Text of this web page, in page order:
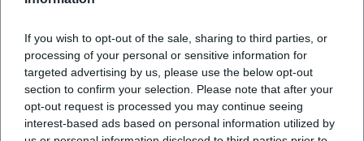
If you wish to opt-out of the sale, sharing to third parties, or
processing of your personal or sensitive information for
targeted advertising by us, please use the below opt-out
section to confirm your selection. Please note that after your
opt-out request is processed you may continue seeing
interest-based ads based on personal information utilized by
Luis Weiland – Art & Glass Sculpture
Klasse für Malerei – Theresa Eberl
museum.de – Stadtmuseum Amberg